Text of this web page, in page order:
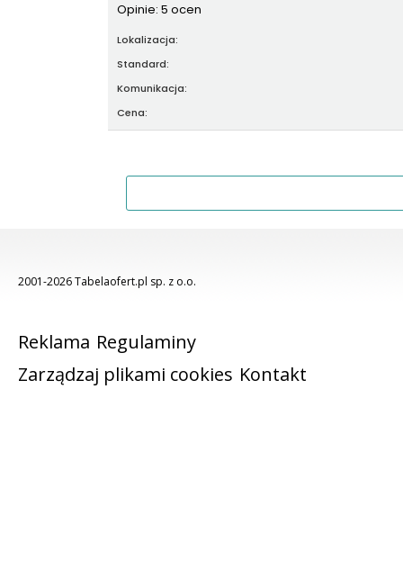
Opinie: 5 ocen
Lokalizacja:
Standard:
Komunikacja:
Cena:
2001-2026 Tabelaofert.pl sp. z o.o.
Reklama Regulaminy
Zarządzaj plikami cookies Kontakt